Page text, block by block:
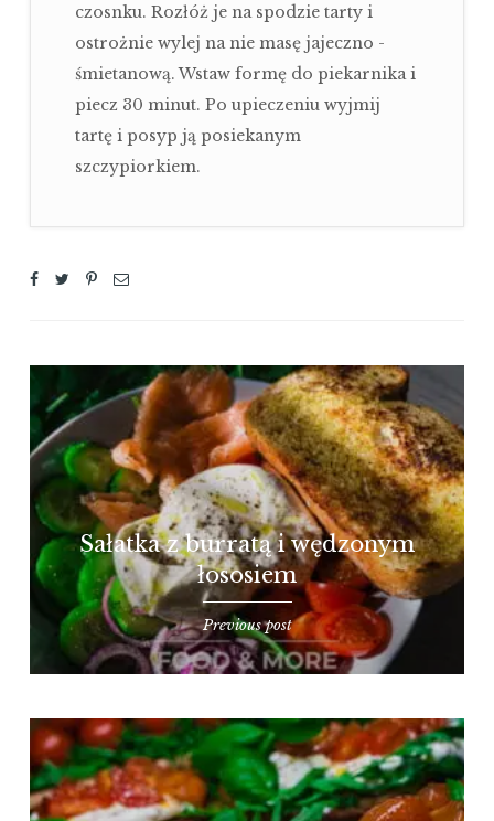
czosnku. Rozłóż je na spodzie tarty i
ostrożnie wylej na nie masę jajeczno -
śmietanową. Wstaw formę do piekarnika i
piecz 30 minut. Po upieczeniu wyjmij
tartę i posyp ją posiekanym
szczypiorkiem.
Sałatka z burratą i wędzonym
łososiem
Previous post